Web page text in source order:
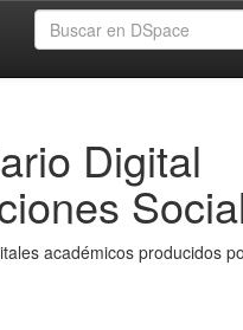
Digital
académicos producidos